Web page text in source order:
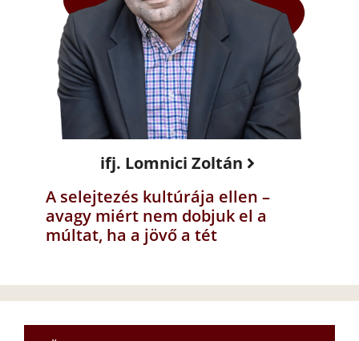
ifj. Lomnici Zoltán
A selejtezés kultúrája ellen –
avagy miért nem dobjuk el a
múltat, ha a jövő a tét